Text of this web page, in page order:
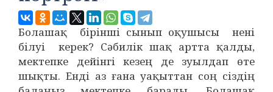
Болашақ бірінші сынып оқушысы нені
білуі керек? Сәбилік шақ артта қалды,
мектепке дейінгі кезең де зуылдап өте
шықты. Енді аз ғана уақыттан соң сіздің